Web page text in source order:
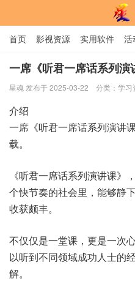
首页 影视资源 实用软件 活
用户中心 书籍 娱乐
一席《听君一席话系列演
星魂 发布于 2025-03-22 分类： 学习
介绍
一席《听君一席话系列演讲
载。
《听君一席话系列演讲课》
个快节奏的社会里，能够静
收获颇丰。
不仅仅是一堂课，更是一次
以听到不同领域成功人士的
解。